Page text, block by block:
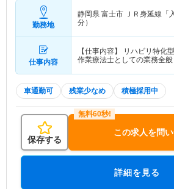
勤務地
静岡県 富士市
ＪＲ身延線「
分）
仕事内容
【仕事内容】 リハビリ特化
作業療法士としての業務全般
車通勤可 残業少なめ 積極採用中
保存する
この求人を問
詳細を見る